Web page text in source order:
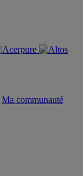
Ma communauté